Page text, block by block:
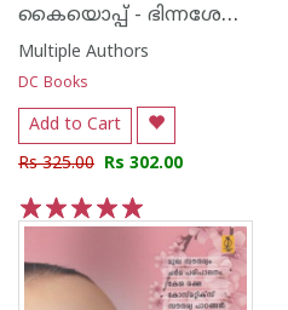
കൈയൊപ്പ് - ഭിന്നശേഷിക്കാരായവരുടെ പ്രചോദനാത്മക ജീവിതകഥകള്‍
Multiple Authors
DC Books
Add to Cart
Rs 325.00 Rs 302.00
5
4
3
2
1